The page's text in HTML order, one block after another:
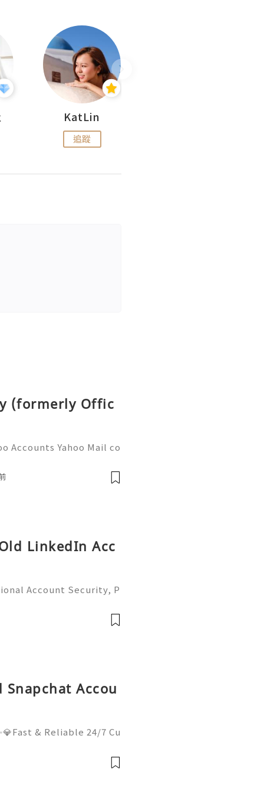
KatLin
追蹤
(formerly Offic
Accounts Yahoo Mail co
and online a
LinkedIn Acc
Account Security, P
24/7 Customer Suppo
Snapchat Accou
& Reliable 24/7 Cu
💫💎💲💫🌐✨💎Discor